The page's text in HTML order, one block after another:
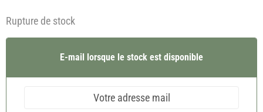
Rupture de stock
E-mail lorsque le stock est disponible